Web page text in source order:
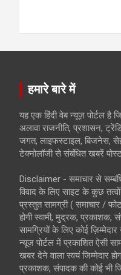
हमारे बारे में
यह एक हिंदी वेब न्यूज़ पोर्टल है
अलावा राजनीति, प्रशासन,
जगत, लाइफस्टाइल, बिजनेस,
टेक्नोलॉजी से संबंधित खबरें
Disclaimer - समाचार से
विवाद के लिए साइट के कुछ तत्वों
प्रस्तुत सामग्री ( समाचार /
होगी स्वामी, मुद्रक, प्रकाशक,
सामग्रियों के लिए कोई
न्यूज़ पोर्टल में प्रकाशित ऐसी
खबर देने वाला स्वयं जिम्मेदार
प्रकाशक, संपादक की कोई भी